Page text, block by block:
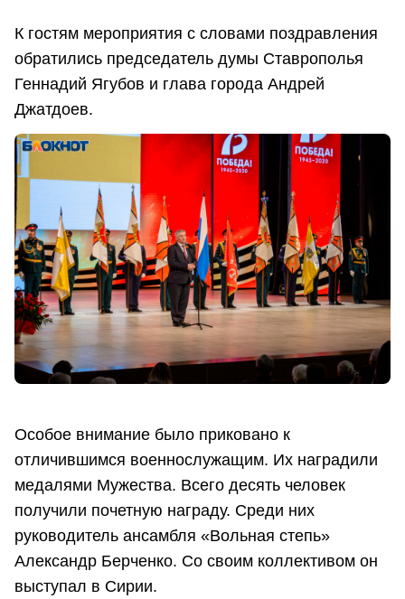
К гостям мероприятия с словами поздравления
обратились председатель думы Ставрополья
Геннадий Ягубов и глава города Андрей
Джатдоев.
Особое внимание было приковано к
отличившимся военнослужащим. Их наградили
медалями Мужества. Всего десять человек
получили почетную награду. Среди них
руководитель ансамбля «Вольная степь»
Александр Берченко. Со своим коллективом он
выступал в Сирии.